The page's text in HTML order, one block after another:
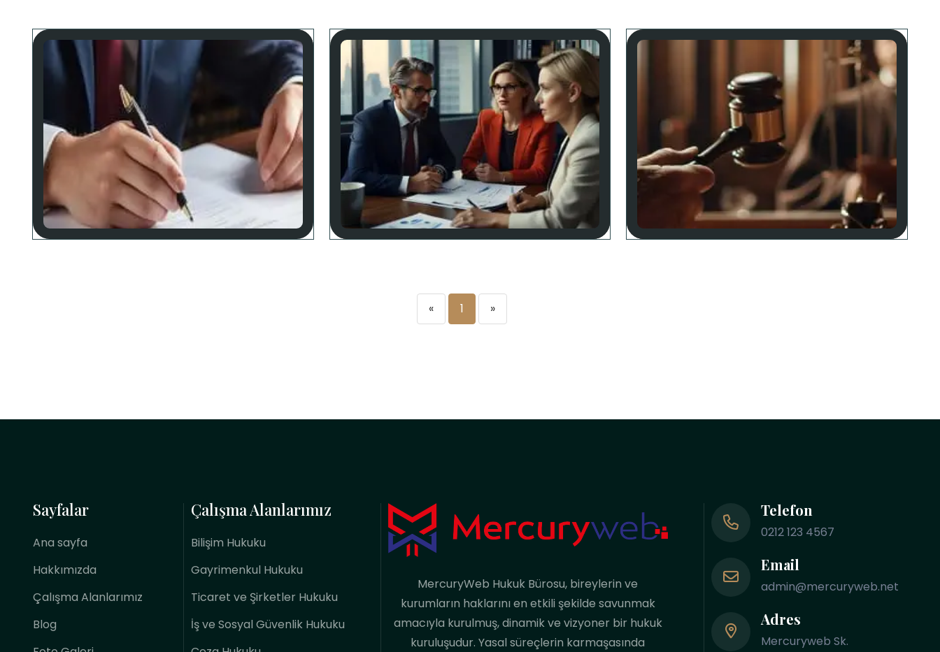
« 1 »
Sayfalar
Ana sayfa
Hakkımızda
Çalışma Alanlarımız
Blog
Çalışma Alanlarımız
Bilişim Hukuku
Gayrimenkul Hukuku
Ticaret ve Şirketler Hukuku
İş ve Sosyal Güvenlik Hukuku
MercuryWeb Hukuk Bürosu, bireylerin ve
kurumların haklarını en etkili şekilde savunmak
amacıyla kurulmuş, dinamik ve vizyoner bir hukuk
kuruluşudur. Yasal süreçlerin karmaşasında
Telefon
0212 123 4567
Email
admin@mercuryweb.net
Adres
Mercuryweb Sk.